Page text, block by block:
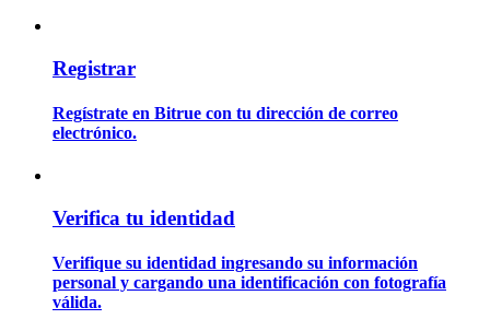
Guía de inicio de futuros
Registrar
Regístrate en Bitrue con tu dirección de correo
electrónico.
Verifica tu identidad
Verifique su identidad ingresando su información
personal y cargando una identificación con fotografía
válida.